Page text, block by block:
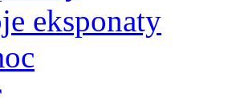
eksponaty